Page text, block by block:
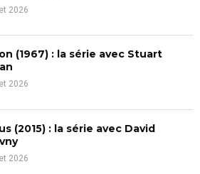
2026
(1967) : la série avec Stuart
2026
(2015) : la série avec David
2026